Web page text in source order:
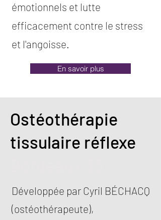
émotionnels et lutte
efficacement contre le stress
et l'angoisse.
En savoir plus
Ostéothérapie
tissulaire réflexe
Développée par Cyril BÉCHACQ
(ostéothérapeute),